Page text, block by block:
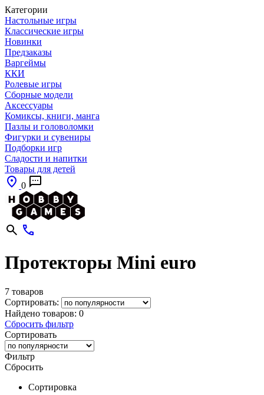
Категории
Настольные игры
Классические игры
Новинки
Предзаказы
Варгеймы
ККИ
Ролевые игры
Сборные модели
Аксессуары
Комиксы, книги, манга
Пазлы и головоломки
Фигурки и сувениры
Подборки игр
Сладости и напитки
Товары для детей
0
Протекторы Mini euro
7 товаров
Сортировать:
Найдено товаров: 0
Сбросить фильтр
Сортировать
Фильтр
Сбросить
Сортировка